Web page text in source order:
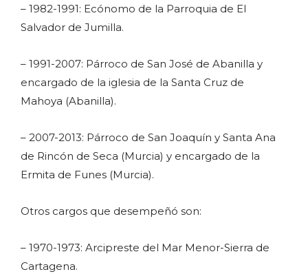
– 1982-1991: Ecónomo de la Parroquia de El
Salvador de Jumilla.
– 1991-2007: Párroco de San José de Abanilla y
encargado de la iglesia de la Santa Cruz de
Mahoya (Abanilla).
– 2007-2013: Párroco de San Joaquín y Santa Ana
de Rincón de Seca (Murcia) y encargado de la
Ermita de Funes (Murcia).
Otros cargos que desempeñó son:
– 1970-1973: Arcipreste del Mar Menor-Sierra de
Cartagena.